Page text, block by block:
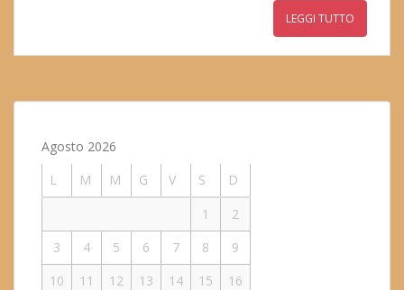
LEGGI TUTTO
Agosto 2026
L
M M G V S
D
1
2
3
4 5 6 7 8
9
10
11 12 13 14 15
16